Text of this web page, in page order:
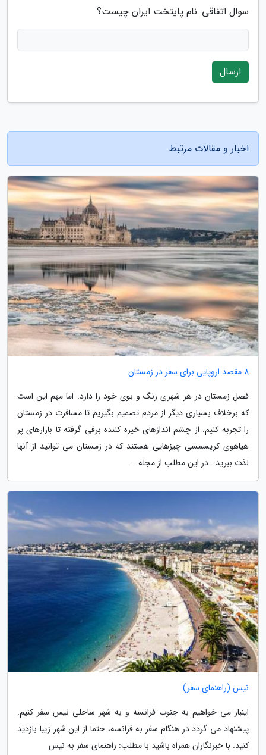
سوال اتفاقی: نام پایتخت ایران چیست؟
ارسال
اخبار و مقالات مرتبط
8 مقصد اروپایی برای سفر در زمستان
فصل زمستان در هر شهری رنگ و بوی خود را دارد. اما مهم این است
که برخلاف بسیاری دیگر از مردم تصمیم بگیریم تا مسافرت در زمستان
را تجربه کنیم. از چشم اندازهای خیره کننده برفی گرفته تا بازارهای پر
هیاهوی کریسمسی چیزهایی هستند که در زمستان می توانید از آنها
لذت ببرید . در این مطلب از مجله...
نیس (راهنمای سفر)
اینبار می خواهیم به جنوب فرانسه و به شهر ساحلی نیس سفر کنیم.
پیشنهاد می گردد در هنگام سفر به فرانسه، حتما از این شهر زیبا بازدید
کنید. با خبرنگاران همراه باشید با مطلب: راهنمای سفر به نیس